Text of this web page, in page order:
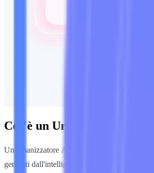
Cos'è un Umanizzatore AI?
Un umanizzatore AI è uno strumento online
generati dall'intelligenza artificiale in uno stile